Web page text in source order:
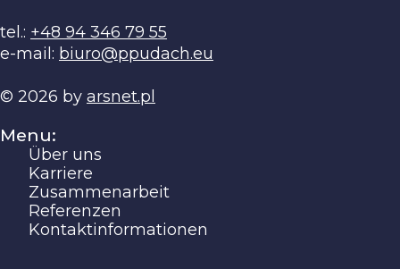
tel.: +48 94 346 79 55
e-mail: biuro@ppudach.eu
© 2026 by arsnet.pl
Menu:
Über uns
Karriere
Zusammenarbeit
Referenzen
Kontaktinformationen